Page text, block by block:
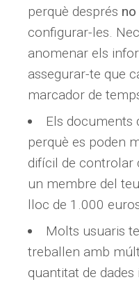
perquè després
configurar-les.
anomenar els
assegurar-te que
marcador de
Els documents
perquè es poden
difícil de controlar
un membre del
lloc de 1.000
Molts usuaris
treballen amb
quantitat de